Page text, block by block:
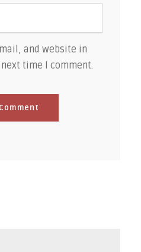
and website in
time I comment.